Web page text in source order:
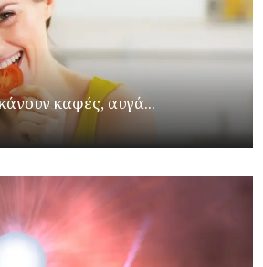
καφές, αυγά...